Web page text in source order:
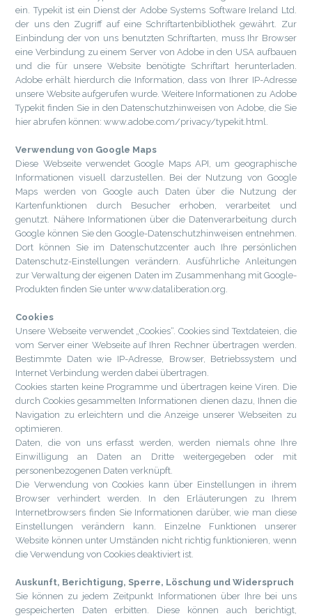
ein. Typekit ist ein Dienst der Adobe Systems Software Ireland Ltd.
der uns den Zugriff auf eine Schriftartenbibliothek gewährt. Zur
Einbindung der von uns benutzten Schriftarten, muss Ihr Browser
eine Verbindung zu einem Server von Adobe in den USA aufbauen
und die für unsere Website benötigte Schriftart herunterladen.
Adobe erhält hierdurch die Information, dass von Ihrer IP-Adresse
unsere Website aufgerufen wurde. Weitere Informationen zu Adobe
Typekit finden Sie in den Datenschutzhinweisen von Adobe, die Sie
hier abrufen können: www.adobe.com/privacy/typekit.html.
Verwendung von Google Maps
Diese Webseite verwendet Google Maps API, um geographische
Informationen visuell darzustellen. Bei der Nutzung von Google
Maps werden von Google auch Daten über die Nutzung der
Kartenfunktionen durch Besucher erhoben, verarbeitet und
genutzt. Nähere Informationen über die Datenverarbeitung durch
Google können Sie den Google-Datenschutzhinweisen entnehmen.
Dort können Sie im Datenschutzcenter auch Ihre persönlichen
Datenschutz-Einstellungen verändern. Ausführliche Anleitungen
zur Verwaltung der eigenen Daten im Zusammenhang mit Google-
Produkten finden Sie unter www.dataliberation.org.
Cookies
Unsere Webseite verwendet „Cookies“. Cookies sind Textdateien, die
vom Server einer Webseite auf Ihren Rechner übertragen werden.
Bestimmte Daten wie IP-Adresse, Browser, Betriebssystem und
Internet Verbindung werden dabei übertragen.
Cookies starten keine Programme und übertragen keine Viren. Die
durch Cookies gesammelten Informationen dienen dazu, Ihnen die
Navigation zu erleichtern und die Anzeige unserer Webseiten zu
optimieren.
Daten, die von uns erfasst werden, werden niemals ohne Ihre
Einwilligung an Daten an Dritte weitergegeben oder mit
personenbezogenen Daten verknüpft.
Die Verwendung von Cookies kann über Einstellungen in ihrem
Browser verhindert werden. In den Erläuterungen zu Ihrem
Internetbrowsers finden Sie Informationen darüber, wie man diese
Einstellungen verändern kann. Einzelne Funktionen unserer
Website können unter Umständen nicht richtig funktionieren, wenn
die Verwendung von Cookies deaktiviert ist.
Auskunft, Berichtigung, Sperre, Löschung und Widerspruch
Sie können zu jedem Zeitpunkt Informationen über Ihre bei uns
gespeicherten Daten erbitten. Diese können auch berichtigt,